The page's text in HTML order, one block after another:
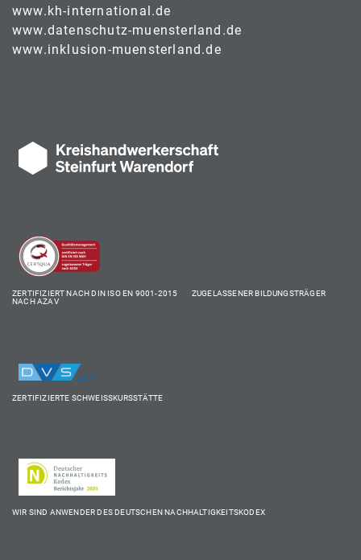
www.kh-international.de
www.datenschutz-muensterland.de
www.inklusion-muensterland.de
ZERTIFIZIERT NACH DIN ISO EN 9001-2015 ZUGELASSENER BILDUNGSTRÄGER
NACH AZAV
ZERTIFIZIERTE SCHWEISSKURSSTÄTTE
WIR SIND ANWENDER DES DEUTSCHEN NACHHALTIGKEITSKODEX